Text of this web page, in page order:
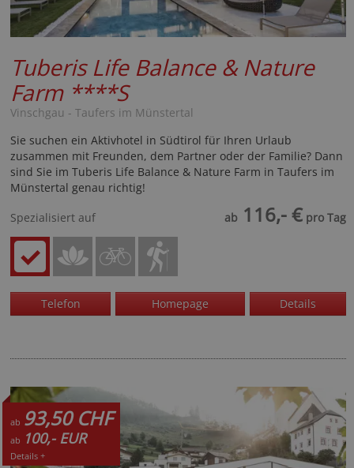
Tuberis Life Balance & Nature
Farm ****S
Vinschgau - Taufers im Münstertal
Sie suchen ein Aktivhotel in Südtirol für Ihren Urlaub
zusammen mit Freunden, dem Partner oder der Familie? Dann
sind Sie im Tuberis Life Balance & Nature Farm in Taufers im
Münstertal genau richtig!
Spezialisiert auf
ab 116,- € pro Tag
Telefon Homepage Details
ab 93,50 CHF
ab 100,- EUR
Details +